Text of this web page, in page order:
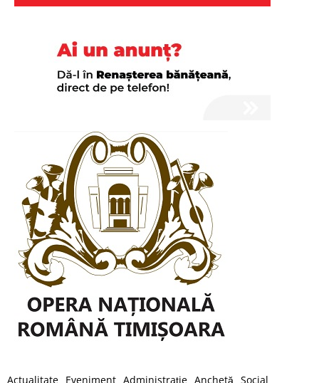
Actualitate Eveniment Administraţie Anchetă Social